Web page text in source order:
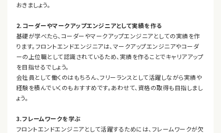
おきましょう。
2.コーダーやマークアップエンジニアとして実績を作る
基礎が学べたら、コーダーやマークアップエンジニアとしての実績を作
ります。フロントエンドエンジニアは、マークアップエンジニアやコーダ
ーの上位職として認識されているため、実績を作ることでキャリアアップ
を目指せるでしょう。
会社員として働くのはもちろん、フリーランスとして活躍しながら実績や
経験を積んでいくのもおすすめです。あわせて、資格の取得も目指しまし
ょう。
3.フレームワークを学ぶ
フロントエンドエンジニアとして活躍するためには、フレームワークが欠